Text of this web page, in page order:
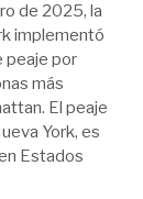
de 2025, la
implementó
peaje por
más
El peaje
York, es
Estados